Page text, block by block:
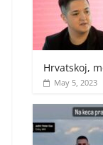
Hrvatskoj,
May 5, 2023